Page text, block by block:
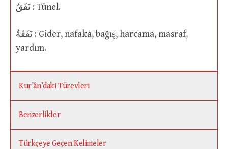
نَفَقٌ : Tünel.
نَفَقَةٌ : Gider, nafaka, bağış, harcama, masraf,
yardım.
Kur’ân’daki Türevleri
Benzerlikler
Türkçeye Geçen Kelimeler